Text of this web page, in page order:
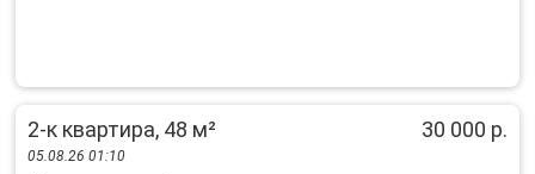
2-к квартира, 48 м² 30 000 р.
05.08.26 01:10